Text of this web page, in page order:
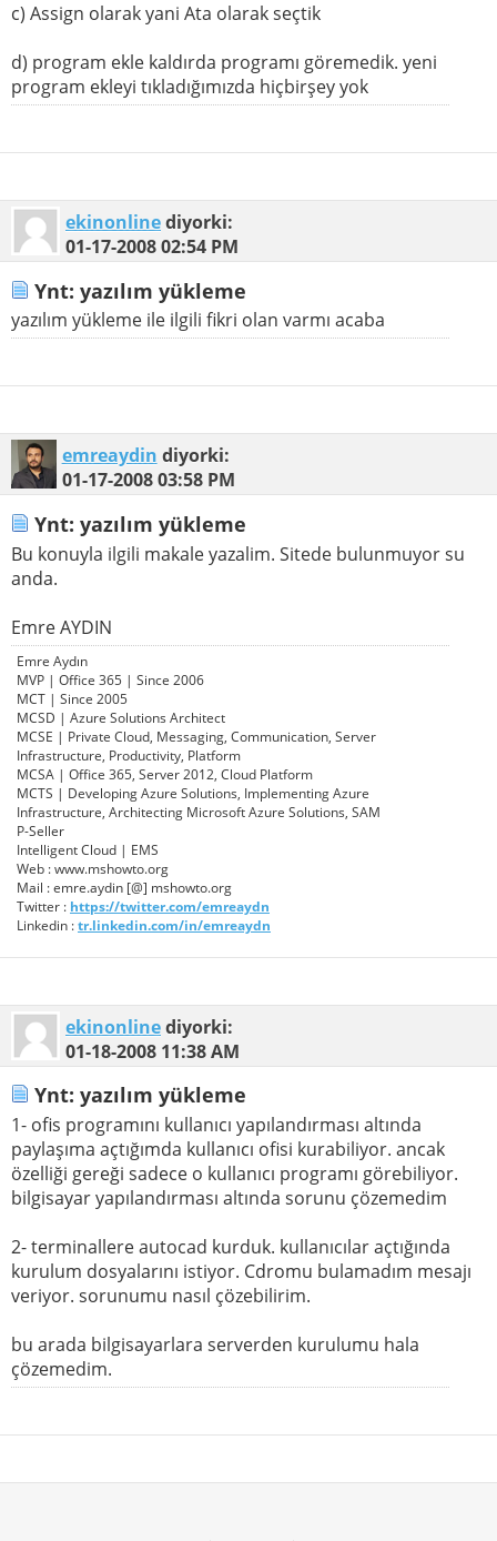
c) Assign olarak yani Ata olarak seçtik
d) program ekle kaldırda programı göremedik. yeni
program ekleyi tıkladığımızda hiçbirşey yok
ekinonlinediyorki:
01-17-200802:54 PM
Ynt: yazılım yükleme
yazılım yükleme ile ilgili fikri olan varmı acaba
emreaydin diyorki:
01-17-200803:58 PM
Ynt: yazılım yükleme
Bu konuyla ilgili makale yazalim. Sitede bulunmuyor su
anda.
Emre AYDIN
Emre Aydın
MVP | Office 365 | Since 2006
MCT | Since 2005
MCSD | Azure Solutions Architect
MCSE | Private Cloud, Messaging, Communication, Server
Infrastructure, Productivity, Platform
MCSA | Office 365, Server 2012, Cloud Platform
MCTS | Developing Azure Solutions, Implementing Azure
Infrastructure, Architecting Microsoft Azure Solutions, SAM
P-Seller
Intelligent Cloud | EMS
Web : www.mshowto.org
Mail : emre.aydin [@] mshowto.org
Twitter : https://twitter.com/emreaydn
Linkedin :tr.linkedin.com/in/emreaydn
ekinonlinediyorki:
01-18-2008 11:38 AM
Ynt: yazılım yükleme
1- ofis programını kullanıcı yapılandırması altında
paylaşıma açtığımda kullanıcı ofisi kurabiliyor. ancak
özelliği gereği sadece o kullanıcı programı görebiliyor.
bilgisayar yapılandırması altında sorunu çözemedim
2- terminallere autocad kurduk. kullanıcılar açtığında
kurulum dosyalarını istiyor. Cdromu bulamadım mesajı
veriyor. sorunumu nasıl çözebilirim.
bu arada bilgisayarlara serverden kurulumu hala
çözemedim.